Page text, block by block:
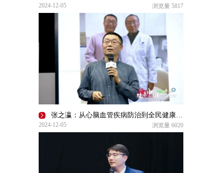
2024-12-05 浏览量 5817
张之瀛：从心脑血管疾病防治到全民健康素养提升 | 2024健康中国传播大会
2024-12-05 浏览量 6020